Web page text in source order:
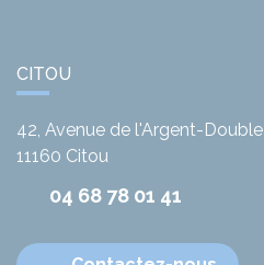
CITOU
42, Avenue de l'Argent-Double
11160 Citou
04 68 78 01 41